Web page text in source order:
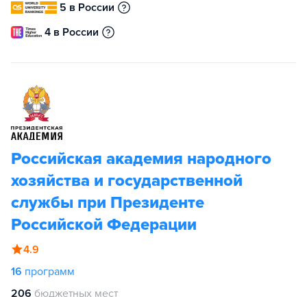
5 в России
4 в России
Российская академия народного
хозяйства и государственной
службы при Президенте
Российской Федерации
4.9
16 программ
206 бюджетных мест